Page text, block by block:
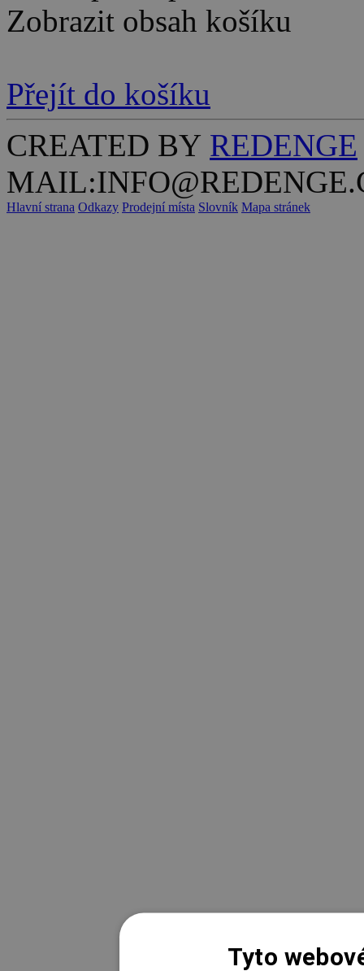
Zobrazit obsah košíku
Přejít do košíku
CREATED BY REDENGE
Hlavní strana Odkazy Prodejní místa Slovník Mapa stránek
Tyto